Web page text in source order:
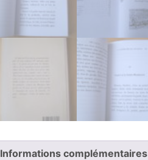
Informations complémentaires